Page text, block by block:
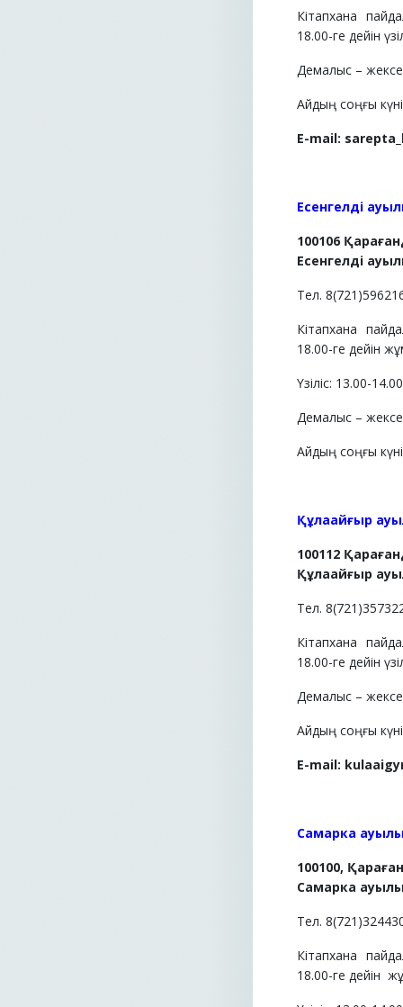
Кітапхана
18.00-ге дейін
Демалыс –
Айдың соңғы күні
E-mail:
Есенгелді
100106
Есенгелді
Тел.
Кітапхана
18.00-ге дейін
Үзіліс: 13.00-14.00
Демалыс –
Айдың соңғы күні
Құлаайғыр
100112
Құлаайғыр
Тел.
Кітапхана
18.00-ге дейін
Демалыс –
Айдың соңғы күні
E-mail:
Самарка
100100,
Самарка
Тел.
Кітапхана
18.00-ге дейін